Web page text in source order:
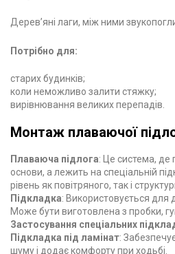
Дерев’яні лаги, між ними
Потрібно для:
старих будинків;
коли неможливо залити стяжку;
вирівнювання великих перепадів.
Монтаж плаваючої
Плаваюча підлога: Це система, де
основи, а лежить на спеціальній
рівень як повітряного, так і
Підкладка: Використовується для
Може бути виготовлена з пробки,
Застосування спеціальних
Підкладка під ламінат:
шуму і додає комфорту при ходьбі.